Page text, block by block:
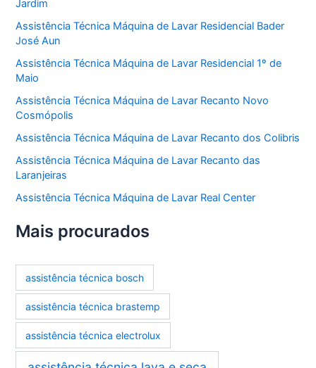
Jardim
Assistência Técnica Máquina de Lavar Residencial Bader
José Aun
Assistência Técnica Máquina de Lavar Residencial 1º de
Maio
Assistência Técnica Máquina de Lavar Recanto Novo
Cosmópolis
Assistência Técnica Máquina de Lavar Recanto dos Colibris
Assistência Técnica Máquina de Lavar Recanto das
Laranjeiras
Assistência Técnica Máquina de Lavar Real Center
Mais procurados
assistência técnica bosch
assistência técnica brastemp
assistência técnica electrolux